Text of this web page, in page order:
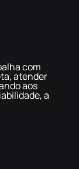
com
atender
aos
a